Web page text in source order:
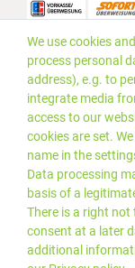
Versand
We use cookies
process personal
address), e.g. to
integrate media
access to our
cookies are set.
name in the
Data processing
basis of a
There is a right
consent at a later
additional